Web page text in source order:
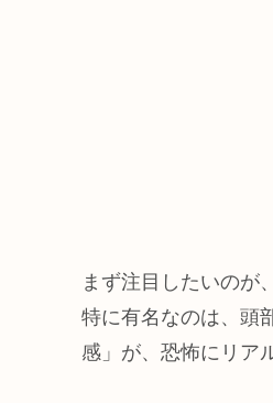
まず注目したいのが
特に有名なのは、頭
感」が、恐怖にリア